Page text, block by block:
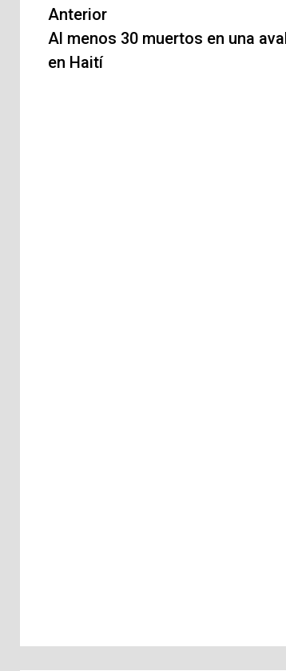
Navegación
de
entradas
Anterior
Al menos 30 muertos en una
en Haití